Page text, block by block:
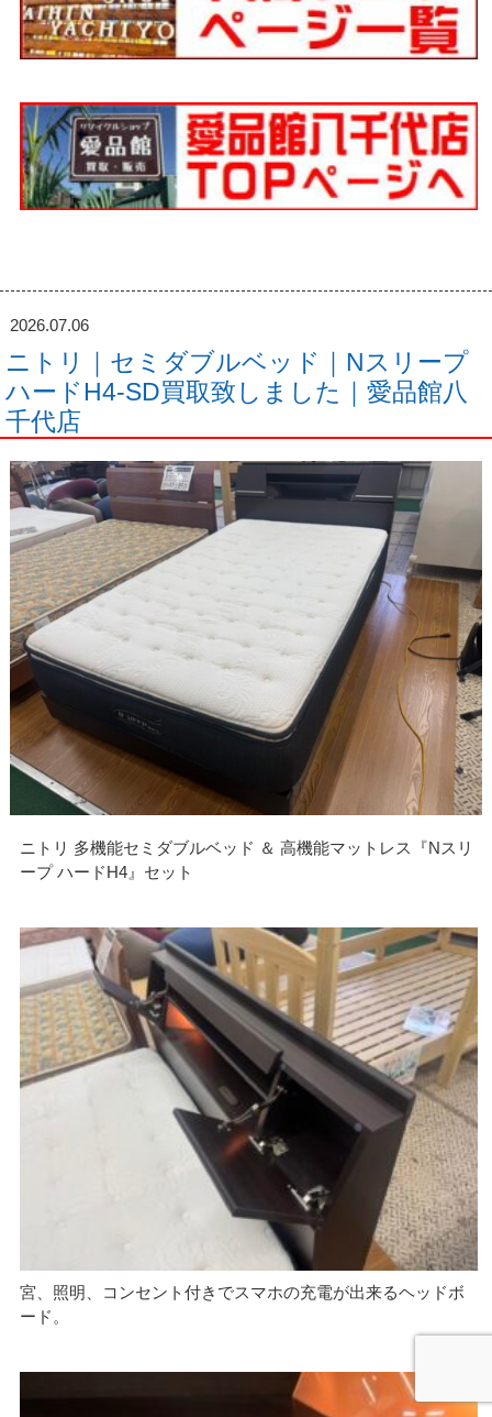
2026.07.06
ニトリ｜セミダブルベッド｜Nスリープ
ハードH4-SD買取致しました｜愛品館八
千代店
ニトリ 多機能セミダブルベッド ＆ 高機能マットレス『Nスリ
ープ ハードH4』セット
宮、照明、コンセント付きでスマホの充電が出来るヘッドボ
ード。